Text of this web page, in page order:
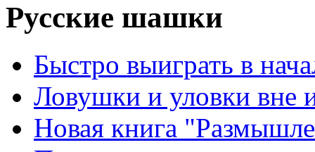
Русские шашки
Быстро выиграть в
Ловушки и уловки вне
Новая книга